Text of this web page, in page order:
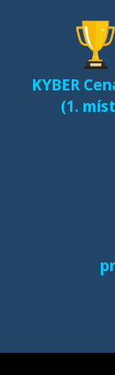
dětí v
Fenomén
českém
Další
e-
KYBER
(1.